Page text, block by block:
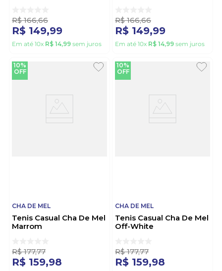
R$ 166,66
R$ 149,99
Em até 10x R$ 14,99 sem juros
R$ 166,66
R$ 149,99
Em até 10x R$ 14,99 sem juros
10%
OFF
CHA DE MEL
Tenis Casual Cha De Mel
Marrom
R$ 177,77
R$ 159,98
10%
OFF
CHA DE MEL
Tenis Casual Cha De Mel
Off-White
R$ 177,77
R$ 159,98